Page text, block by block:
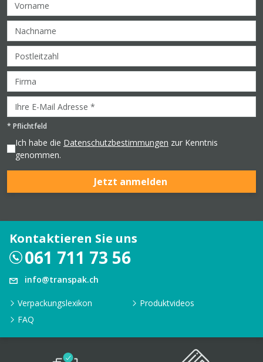
* Pflichtfeld
Ich habe die Datenschutzbestimmungen zur Kenntnis
genommen.
Jetzt anmelden
Kontaktieren Sie uns
061 711 73 56
info@transpak.ch
Verpackungslexikon
Produktvideos
FAQ